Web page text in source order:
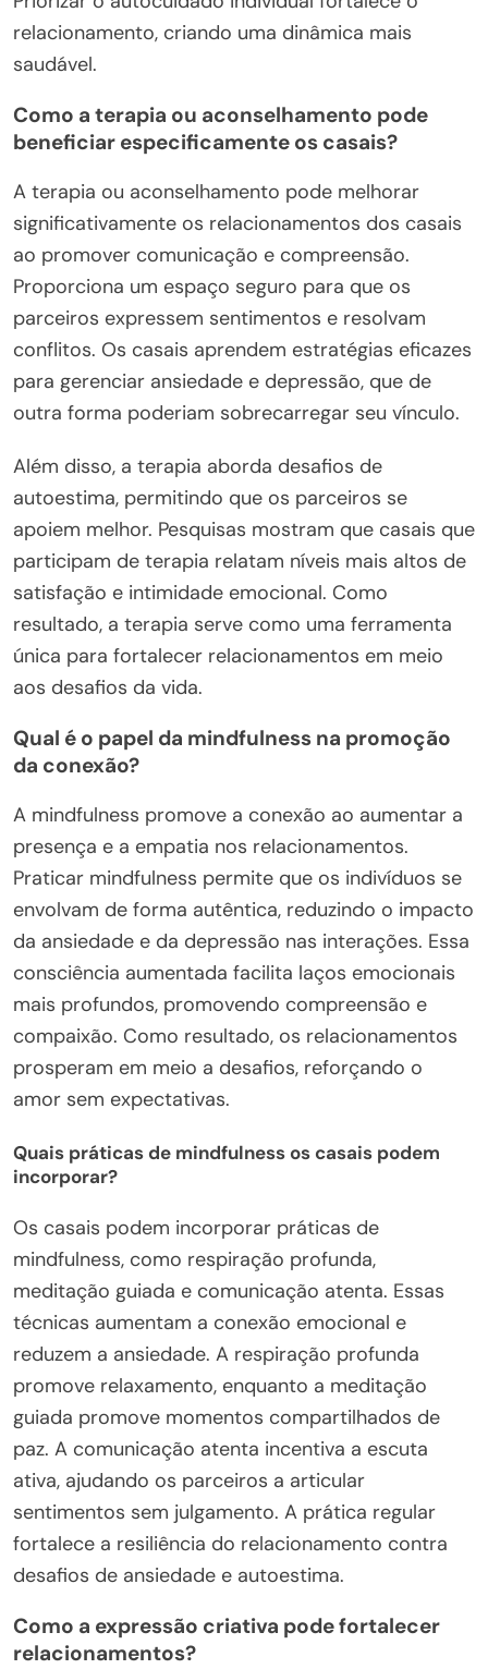
relacionamento, criando uma dinâmica mais
saudável.
Como a terapia ou aconselhamento pode
beneficiar especificamente os casais?
A terapia ou aconselhamento pode melhorar
significativamente os relacionamentos dos casais
ao promover comunicação e compreensão.
Proporciona um espaço seguro para que os
parceiros expressem sentimentos e resolvam
conflitos. Os casais aprendem estratégias eficazes
para gerenciar ansiedade e depressão, que de
outra forma poderiam sobrecarregar seu vínculo.
Além disso, a terapia aborda desafios de
autoestima, permitindo que os parceiros se
apoiem melhor. Pesquisas mostram que casais que
participam de terapia relatam níveis mais altos de
satisfação e intimidade emocional. Como
resultado, a terapia serve como uma ferramenta
única para fortalecer relacionamentos em meio
aos desafios da vida.
Qual é o papel da mindfulness na promoção
da conexão?
A mindfulness promove a conexão ao aumentar a
presença e a empatia nos relacionamentos.
Praticar mindfulness permite que os indivíduos se
envolvam de forma autêntica, reduzindo o impacto
da ansiedade e da depressão nas interações. Essa
consciência aumentada facilita laços emocionais
mais profundos, promovendo compreensão e
compaixão. Como resultado, os relacionamentos
prosperam em meio a desafios, reforçando o
amor sem expectativas.
Quais práticas de mindfulness os casais podem
incorporar?
Os casais podem incorporar práticas de
mindfulness, como respiração profunda,
meditação guiada e comunicação atenta. Essas
técnicas aumentam a conexão emocional e
reduzem a ansiedade. A respiração profunda
promove relaxamento, enquanto a meditação
guiada promove momentos compartilhados de
paz. A comunicação atenta incentiva a escuta
ativa, ajudando os parceiros a articular
sentimentos sem julgamento. A prática regular
fortalece a resiliência do relacionamento contra
desafios de ansiedade e autoestima.
Como a expressão criativa pode fortalecer
relacionamentos?